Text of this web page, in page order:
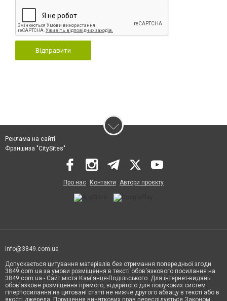
Відправити
Реклама на сайті
Франшиза "CitySites"
Про нас Контакти Автори проєкту
info@3849.com.ua
Допускається цитування матеріалів без отримання попередньої згоди
3849.com.ua за умови розміщення в тексті обов'язкового посилання на
3849.com.ua - Сайт міста Кам'янця-Подільського. Для інтернет-видань
обов'язкове розміщення прямого, відкритого для пошукових систем
гіперпосилання на цитовані статті не нижче другого абзацу в тексті або в
якості джерела. Порушення виняткових прав переслідується Законом.